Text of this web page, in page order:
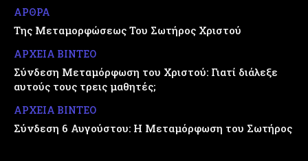
ΑΡΘΡΑ
Της Μεταμορφώσεως Του Σωτήρος Χριστού
ΑΡΧΕΙΑ ΒΙΝΤΕΟ
Σύνδεση Μεταμόρφωση του Χριστού: Γιατί διάλεξε
αυτούς τους τρεις μαθητές;
ΑΡΧΕΙΑ ΒΙΝΤΕΟ
Σύνδεση 6 Αυγούστου: Η Μεταμόρφωση του Σωτήρος